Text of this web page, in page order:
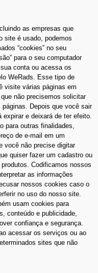
as empresas que
site é usado, podemos
“cookies” no seu
para o seu computador
conta ou acessa os
WeRads. Esse tipo de
visite várias páginas em
não precisemos solicitar
Depois que você sair
e deixará de ter efeito.
para outras finalidades,
de e-mail em um
você não precise digitar
quiser fazer um cadastro ou
Codificamos nossos
as informações
nossos cookies caso o
no uso do nosso site.
usam cookies para
conteúdo e publicidade,
confiança e segurança.
acessar os serviços ou ao
sites que não